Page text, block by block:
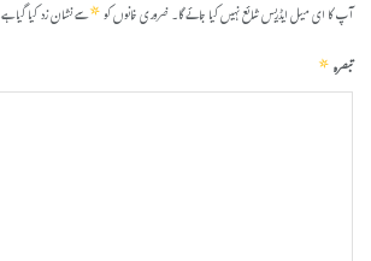
آپ کا ای میل ایڈریس شائع نہیں کیا جائے گا۔ضروری خانوں کو*سے نشان زد کیا گیا ہے
تبصرہ*